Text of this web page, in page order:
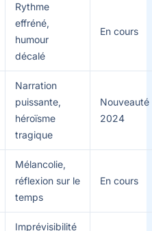
Rythme
effréné,
humour
décalé
En cours
Narration
puissante,
héroïsme
tragique
Nouveauté
2024
Mélancolie,
réflexion sur le
temps
En cours
Imprévisibilité